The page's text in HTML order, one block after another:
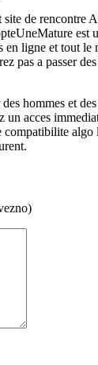
de
ligne et tout
pas a passer
hommes et
un acces